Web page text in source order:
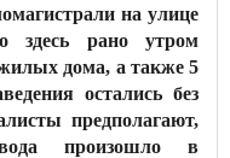
на улице
здесь рано утром
дома, а также 5
остались без
предполагают,
произошло в